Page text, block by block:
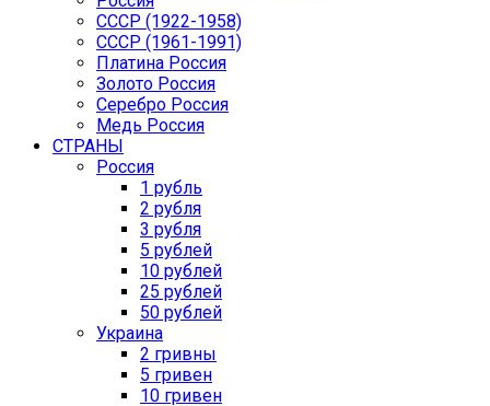
СССР (1922-1958)
CCCР (1961-1991)
Платина Россия
Золото Россия
Серебро Россия
Медь Россия
СТРАНЫ
Россия
1 рубль
2 рубля
3 рубля
5 рублей
10 рублей
25 рублей
50 рублей
Украина
2 гривны
5 гривен
10 гривен